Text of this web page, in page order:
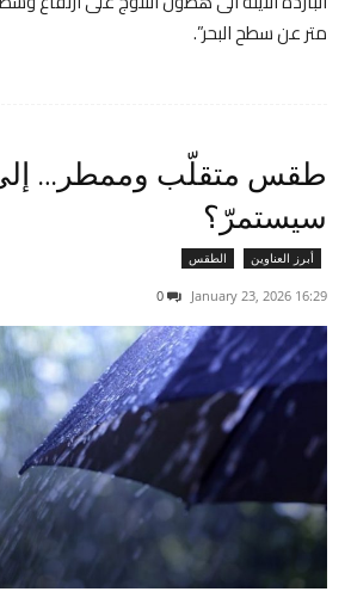
متر عن سطح البحر”.
طقس متقلّب وممطر…
سيستمرّ؟
أبرز العناوين الطقس
16:29 2026 ,January 23